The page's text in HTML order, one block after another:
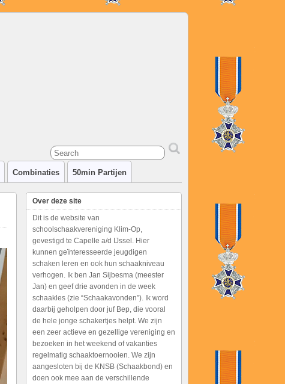
Combinaties 50min Partijen
Over deze site
Dit is de website van
schoolschaakvereniging Klim-Op,
gevestigd te Capelle a/d IJssel. Hier
kunnen geïnteresseerde jeugdigen
schaken leren en ook hun schaakniveau
verhogen. Ik ben Jan Sijbesma (meester
Jan) en geef drie avonden in de week
schaakles (zie “Schaakavonden”). Ik word
daarbij geholpen door juf Bep, die vooral
de hele jonge schakertjes helpt. We zijn
een zeer actieve en gezellige vereniging en
bezoeken in het weekend of vakanties
regelmatig schaaktoernooien. We zijn
aangesloten bij de KNSB (Schaakbond) en
doen ook mee aan de verschillende